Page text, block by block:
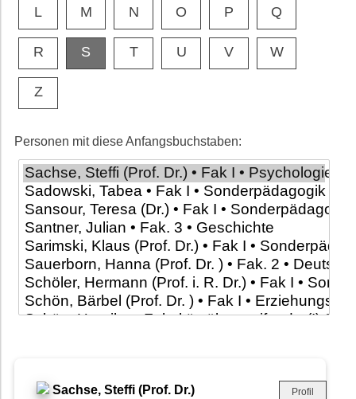
L M N O P Q
R S T U V W
Z
Personen mit diese Anfangsbuchstaben:
Sachse, Steffi (Prof. Dr.)
Profil